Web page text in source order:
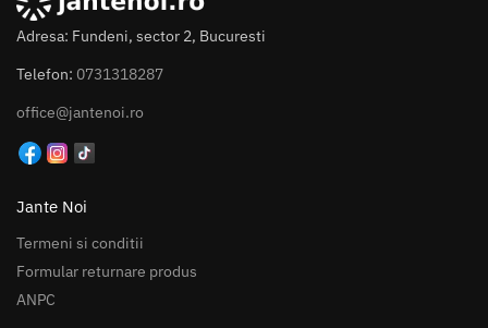
Adresa: Fundeni, sector 2, Bucuresti
Telefon: 0731318287
office@jantenoi.ro
Jante Noi
Termeni si conditii
Formular returnare produs
ANPC